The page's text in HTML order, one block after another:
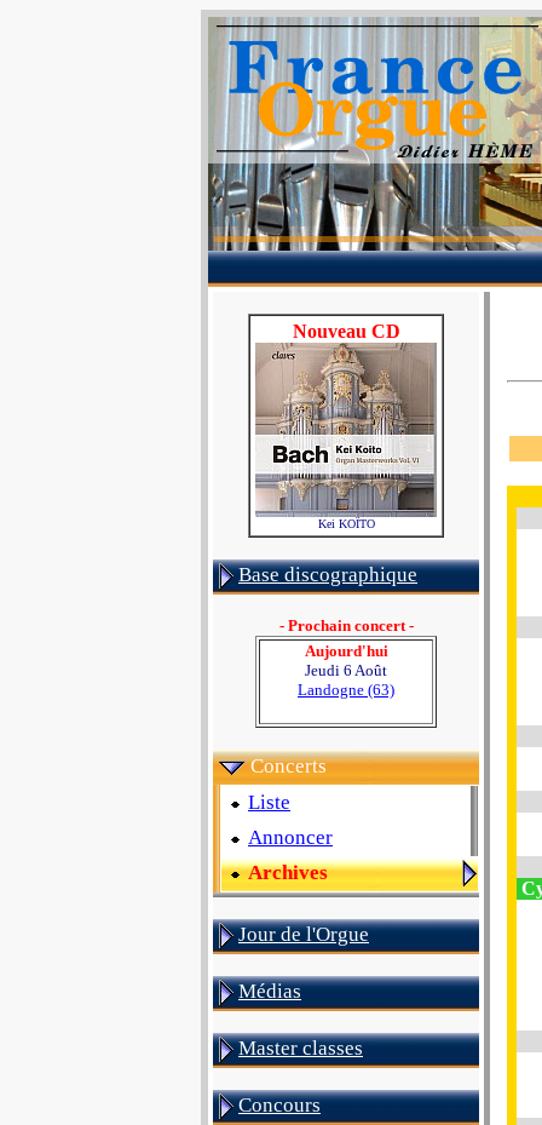
Nouveau CD
Kei KOÏTO
Base discographique
- Prochain concert -
Aujourd'hui
Jeudi 6 Août
Landogne (63)
Concerts
Liste
Annoncer
Archives
Jour de l'Orgue
Médias
Master classes
Concours